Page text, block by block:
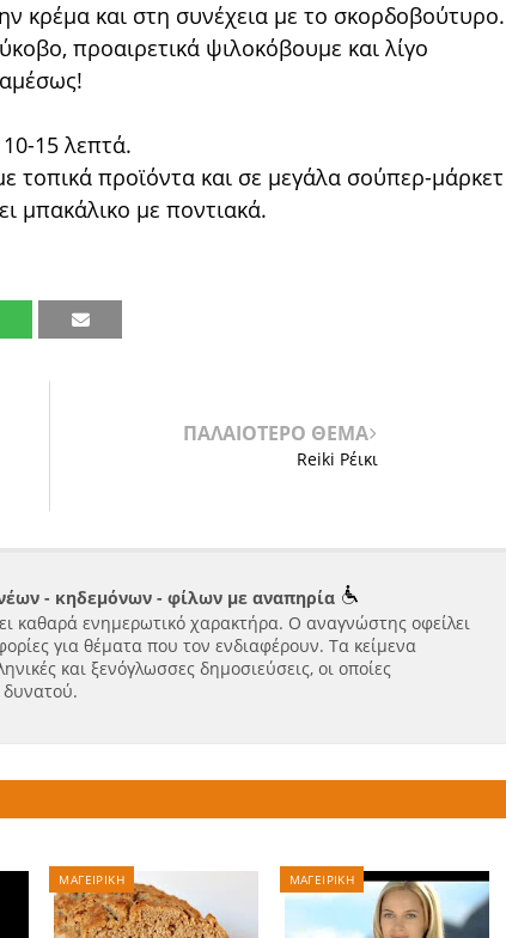
κρέμα και στη συνέχεια με το σκορδοβούτυρο.
προαιρετικά ψιλοκόβουμε και λίγο
15 λεπτά.
τοπικά προϊόντα και σε μεγάλα σούπερ-μάρκετ
μπακάλικο με ποντιακά.
ΠΑΛΑΙΟΤΕΡΟ ΘΕΜΑ
Reiki Ρέικι
- κηδεμόνων - φίλων με αναπηρία
καθαρά ενημερωτικό χαρακτήρα. Ο αναγνώστης οφείλει
για θέματα που τον ενδιαφέρουν. Τα κείμενα
και ξενόγλωσσες δημοσιεύσεις, οι οποίες
ΜΑΓΕΙΡΙΚΗ ΜΑΓΕΙΡΙΚΗ